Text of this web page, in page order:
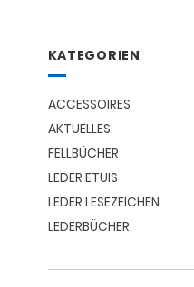
KATEGORIEN
ACCESSOIRES
AKTUELLES
FELLBÜCHER
LEDER ETUIS
LEDER LESEZEICHEN
LEDERBÜCHER